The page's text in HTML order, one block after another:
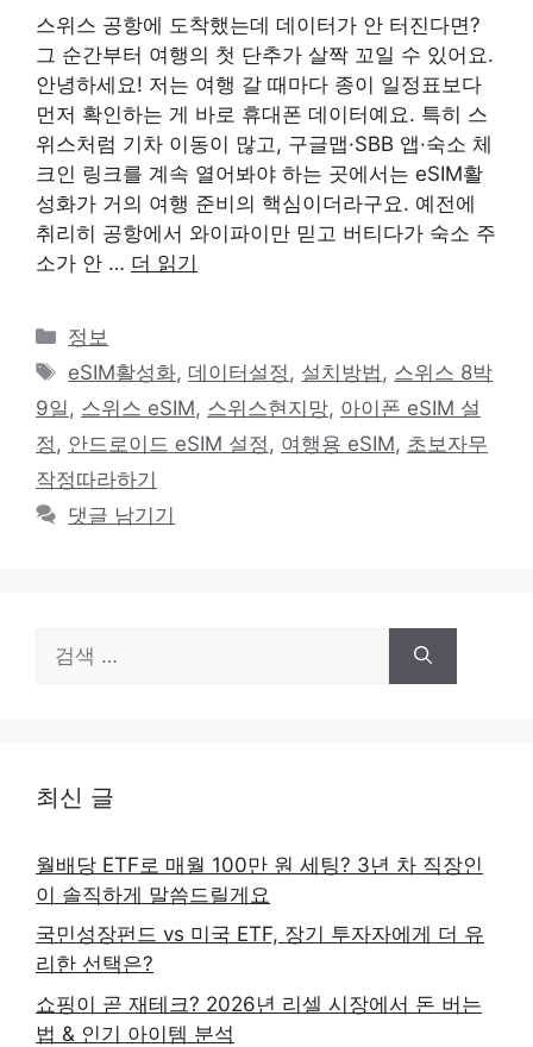
스위스 공항에 도착했는데 데이터가 안 터진다면?
그 순간부터 여행의 첫 단추가 살짝 꼬일 수 있어요.
안녕하세요! 저는 여행 갈 때마다 종이 일정표보다
먼저 확인하는 게 바로 휴대폰 데이터예요. 특히 스
위스처럼 기차 이동이 많고, 구글맵·SBB 앱·숙소 체
크인 링크를 계속 열어봐야 하는 곳에서는 eSIM활
성화가 거의 여행 준비의 핵심이더라구요. 예전에
취리히 공항에서 와이파이만 믿고 버티다가 숙소 주
소가 안 … 더 읽기
카
테
리
정보
태
eSIM활성화, 데이터설정 , 설치방법 , 스위스 8박
9일 , 스위스 eSIM, 스위스현지망, 아이폰 eSIM 설
정 , 안드로이드 eSIM 설정 , 여행용 eSIM, 초보자무
작정따라하기
댓글 남기기
색:
최신 글
월배당 ETF로 매월 100만 원 세팅? 3년 차 직장인
이 솔직하게 말씀드릴게요
국민성장펀드 vs 미국 ETF, 장기 투자자에게 더 유
리한 선택은?
쇼핑이 곧 재테크? 2026년 리셀 시장에서 돈 버는
법 & 인기 아이템 분석